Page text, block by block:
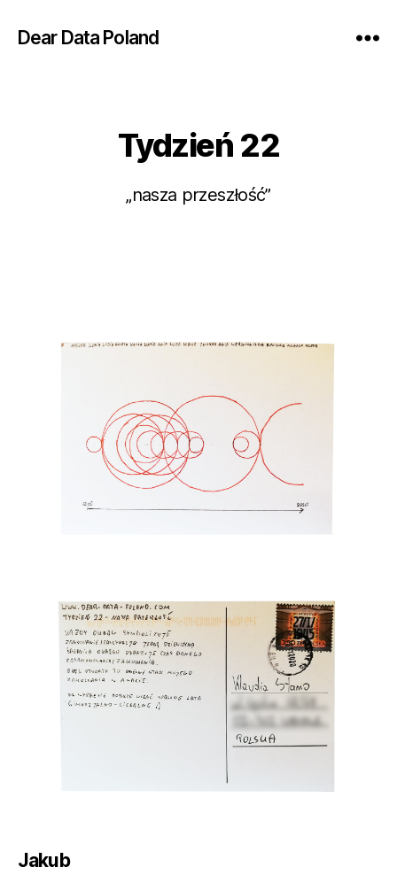
Dear Data Poland
Kategorie
Tydzień 22
„nasza przeszłość”
Jakub